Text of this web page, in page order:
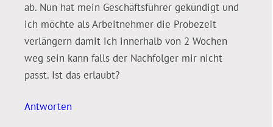
ab. Nun hat mein Geschäftsführer gekündigt und
ich möchte als Arbeitnehmer die Probezeit
verlängern damit ich innerhalb von 2 Wochen
weg sein kann falls der Nachfolger mir nicht
passt. Ist das erlaubt?
Antworten